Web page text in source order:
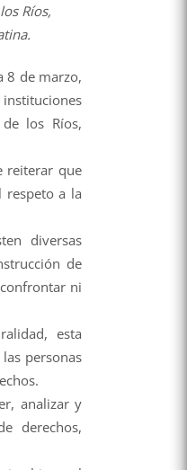
Ríos,
8 de marzo,
los Ríos,
reiterar que
respeto a la
diversas
de
ni
esta
personas
analizar y
derechos,